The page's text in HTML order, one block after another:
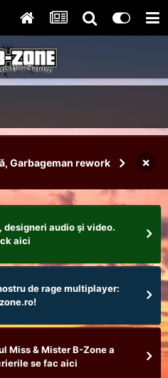
Garbageman rework ×
designeri audio şi video.
aici
de rage multiplayer:
Miss & Mister B-Zone a
se fac aici